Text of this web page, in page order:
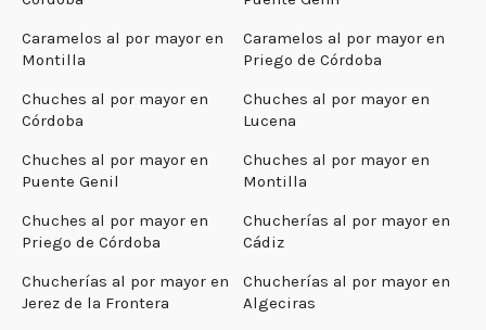
Caramelos al por mayor en
Montilla
Caramelos al por mayor en
Priego de Córdoba
Chuches al por mayor en
Córdoba
Chuches al por mayor en
Lucena
Chuches al por mayor en
Puente Genil
Chuches al por mayor en
Montilla
Chuches al por mayor en
Priego de Córdoba
Chucherías al por mayor en
Cádiz
Chucherías al por mayor en
Jerez de la Frontera
Chucherías al por mayor en
Algeciras